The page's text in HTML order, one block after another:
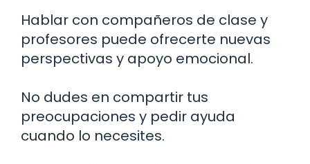
Hablar con compañeros de clase y
profesores puede ofrecerte nuevas
perspectivas y apoyo emocional.
No dudes en compartir tus
preocupaciones y pedir ayuda
cuando lo necesites.